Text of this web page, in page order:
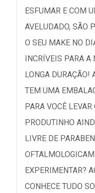
ESFUMAR E COM
AVELUDADO, SÃO
O SEU MAKE NO
INCRÍVEIS PARA A
LONGA DURAÇÃO!
TEM UMA
PARA VOCÊ
PRODUTINHO
LIVRE DE
EXPERIMENTAR?
CONHECE TUDO